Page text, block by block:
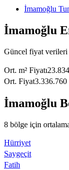
İmamoğlu
İmamoğlu
Güncel fiyat verileri
Ort. m² Fiyatı
Ort. Fiyat3.336.760
İmamoğlu
8 bölge için
Hürriyet
Saygeçit
Fatih